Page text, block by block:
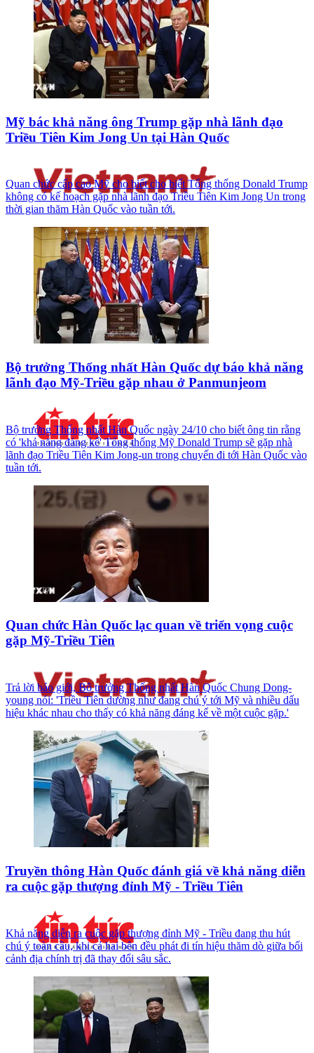
Mỹ bác khả năng ông Trump gặp nhà lãnh đạo
Triều Tiên Kim Jong Un tại Hàn Quốc
Quan chức cấp cao Mỹ cho biết cho biết Tổng thống Donald Trump
không có kế hoạch gặp nhà lãnh đạo Triều Tiên Kim Jong Un trong
thời gian thăm Hàn Quốc vào tuần tới.
Bộ trưởng Thống nhất Hàn Quốc dự báo khả năng
lãnh đạo Mỹ-Triều gặp nhau ở Panmunjeom
Bộ trưởng Thống nhất Hàn Quốc ngày 24/10 cho biết ông tin rằng
có 'khả năng đáng kể' Tổng thống Mỹ Donald Trump sẽ gặp nhà
lãnh đạo Triều Tiên Kim Jong-un trong chuyến đi tới Hàn Quốc vào
tuần tới.
Quan chức Hàn Quốc lạc quan về triển vọng cuộc
gặp Mỹ-Triều Tiên
Trả lời báo giới, Bộ trưởng Thống nhất Hàn Quốc Chung Dong-
young nói: 'Triều Tiên dường như đang chú ý tới Mỹ và nhiều dấu
hiệu khác nhau cho thấy có khả năng đáng kể về một cuộc gặp.'
Truyền thông Hàn Quốc đánh giá về khả năng diễn
ra cuộc gặp thượng đỉnh Mỹ - Triều Tiên
Khả năng diễn ra cuộc gặp thượng đỉnh Mỹ - Triều đang thu hút
chú ý toàn cầu, khi cả hai bên đều phát đi tín hiệu thăm dò giữa bối
cảnh địa chính trị đã thay đổi sâu sắc.